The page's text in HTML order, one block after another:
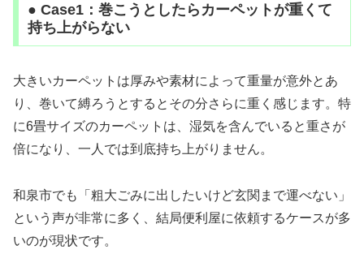
● Case1：巻こうとしたらカーペットが重くて
持ち上がらない
大きいカーペットは厚みや素材によって重量が意外とあ
り、巻いて縛ろうとするとその分さらに重く感じます。特
に6畳サイズのカーペットは、湿気を含んでいると重さが
倍になり、一人では到底持ち上がりません。
和泉市でも「粗大ごみに出したいけど玄関まで運べない」
という声が非常に多く、結局便利屋に依頼するケースが多
いのが現状です。